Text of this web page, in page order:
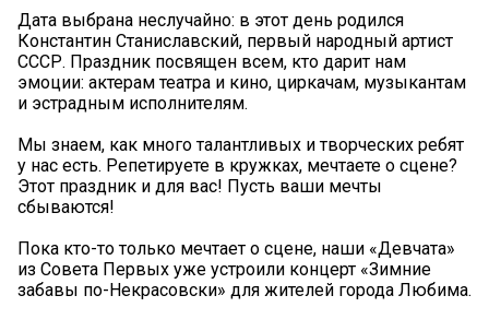
Дата выбрана неслучайно: в этот день родился
Константин Станиславский, первый народный артист
СССР. Праздник посвящен всем, кто дарит нам
эмоции: актерам театра и кино, циркачам, музыкантам
и эстрадным исполнителям.
Мы знаем, как много талантливых и творческих ребят
у нас есть. Репетируете в кружках, мечтаете о сцене?
Этот праздник и для вас! Пусть ваши мечты
сбываются!
Пока кто-то только мечтает о сцене, наши «Девчата»
из Совета Первых уже устроили концерт «Зимние
забавы по-Некрасовски» для жителей города Любима.